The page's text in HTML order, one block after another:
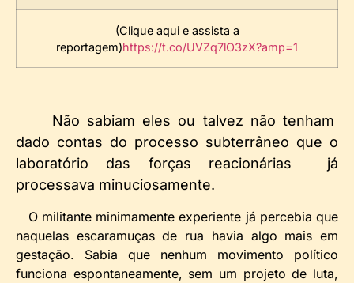
(Clique aqui e assista a
reportagem)https://t.co/UVZq7lO3zX?amp=1
Não sabiam eles ou talvez não tenham
dado contas do processo subterrâneo que o
laboratório das forças reacionárias já
processava minuciosamente.
O militante minimamente experiente já percebia que
naquelas escaramuças de rua havia algo mais em
gestação. Sabia que nenhum movimento político
funciona espontaneamente, sem um projeto de luta,